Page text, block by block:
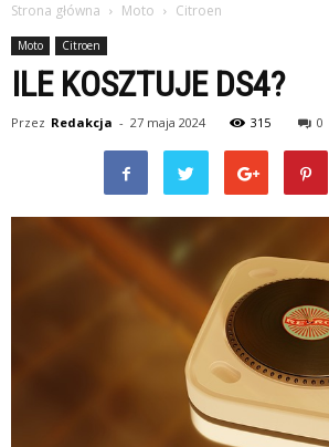
Strona główna Moto Citroen
Moto Citroen
ILE KOSZTUJE DS4?
Przez Redakcja - 27 maja 2024 315 0